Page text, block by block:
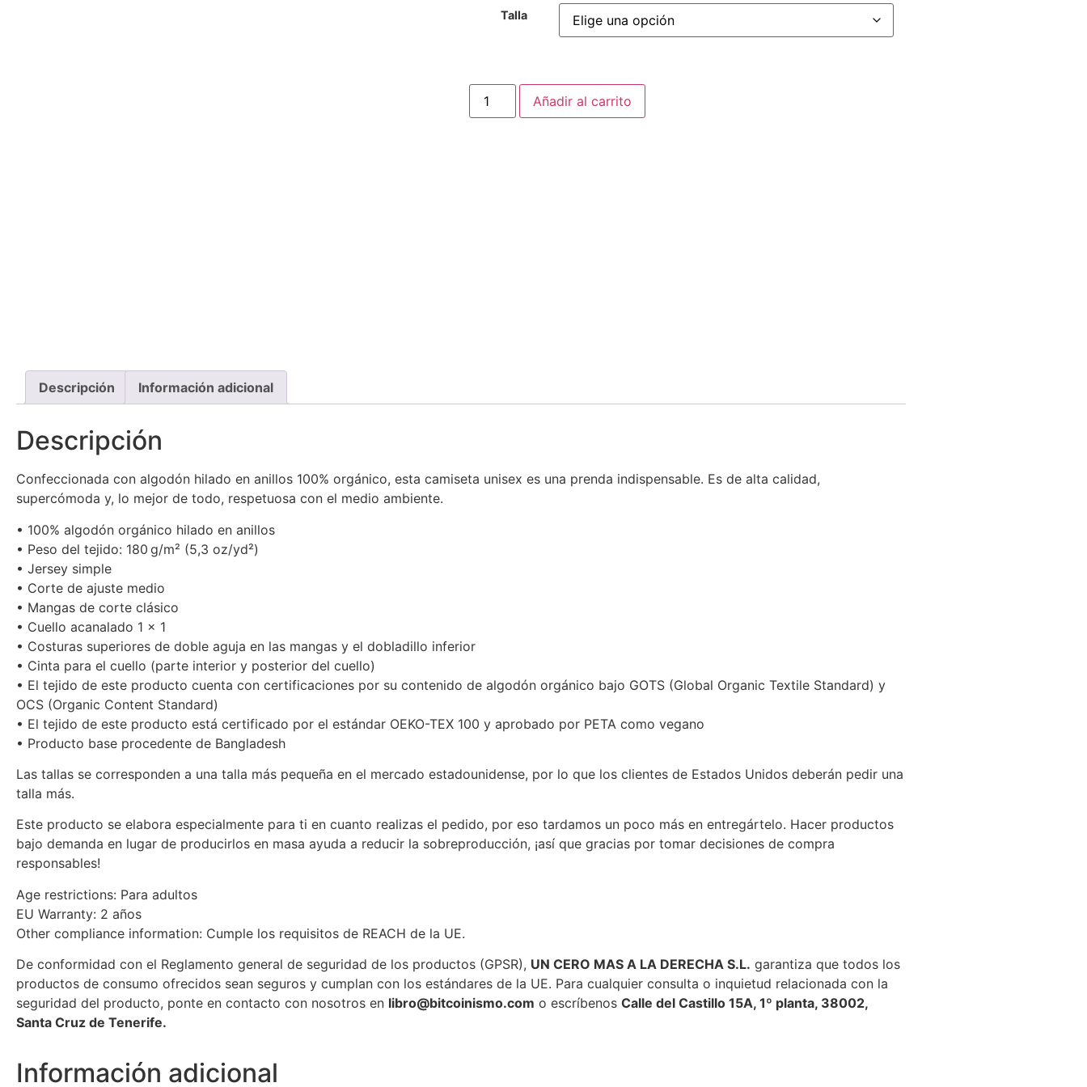
Talla
Añadir al carrito
Descripción Información adicional
Descripción
Confeccionada con algodón hilado en anillos 100% orgánico, esta camiseta unisex es una prenda indispensable. Es de alta calidad,
supercómoda y, lo mejor de todo, respetuosa con el medio ambiente.
• 100% algodón orgánico hilado en anillos
• Peso del tejido: 180 g/m² (5,3 oz/yd²)
• Jersey simple
• Corte de ajuste medio
• Mangas de corte clásico
• Cuello acanalado 1 × 1
• Costuras superiores de doble aguja en las mangas y el dobladillo inferior
• Cinta para el cuello (parte interior y posterior del cuello)
• El tejido de este producto cuenta con certificaciones por su contenido de algodón orgánico bajo GOTS (Global Organic Textile Standard) y
OCS (Organic Content Standard)
• El tejido de este producto está certificado por el estándar OEKO-TEX 100 y aprobado por PETA como vegano
• Producto base procedente de Bangladesh
Las tallas se corresponden a una talla más pequeña en el mercado estadounidense, por lo que los clientes de Estados Unidos deberán pedir una
talla más.
Este producto se elabora especialmente para ti en cuanto realizas el pedido, por eso tardamos un poco más en entregártelo. Hacer productos
bajo demanda en lugar de producirlos en masa ayuda a reducir la sobreproducción, ¡así que gracias por tomar decisiones de compra
responsables!
Age restrictions: Para adultos
EU Warranty: 2 años
Other compliance information: Cumple los requisitos de REACH de la UE.
De conformidad con el Reglamento general de seguridad de los productos (GPSR), UN CERO MAS A LA DERECHA S.L. garantiza que todos los
productos de consumo ofrecidos sean seguros y cumplan con los estándares de la UE. Para cualquier consulta o inquietud relacionada con la
seguridad del producto, ponte en contacto con nosotros en libro@bitcoinismo.com o escríbenos Calle del Castillo 15A, 1º planta, 38002,
Santa Cruz de Tenerife.
Información adicional